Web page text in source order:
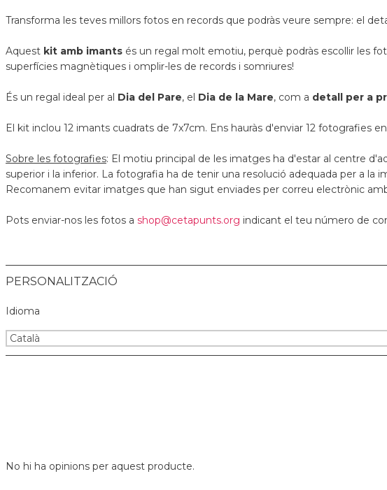
Transforma les teves millors fotos en records que podràs veure sempre: el
Aquest kit amb imants és un regal molt emotiu, perquè podràs escollir les
superfícies magnètiques i omplir-les de records i somriures!
És un regal ideal per al Dia del Pare, el Dia de la Mare, com a detall per a
El kit inclou 12 imants cuadrats de 7x7cm. Ens hauràs d'enviar 12 fotografies
Sobre les fotografies: El motiu principal de les imatges ha d'estar al centre
superior i la inferior. La fotografia ha de tenir una resolució adequada per a la
Recomanem evitar imatges que han sigut enviades per correu electrònic
Pots enviar-nos les fotos a shop@cetapunts.org indicant el teu número de
PERSONALITZACIÓ
Idioma
No hi ha opinions per aquest producte.